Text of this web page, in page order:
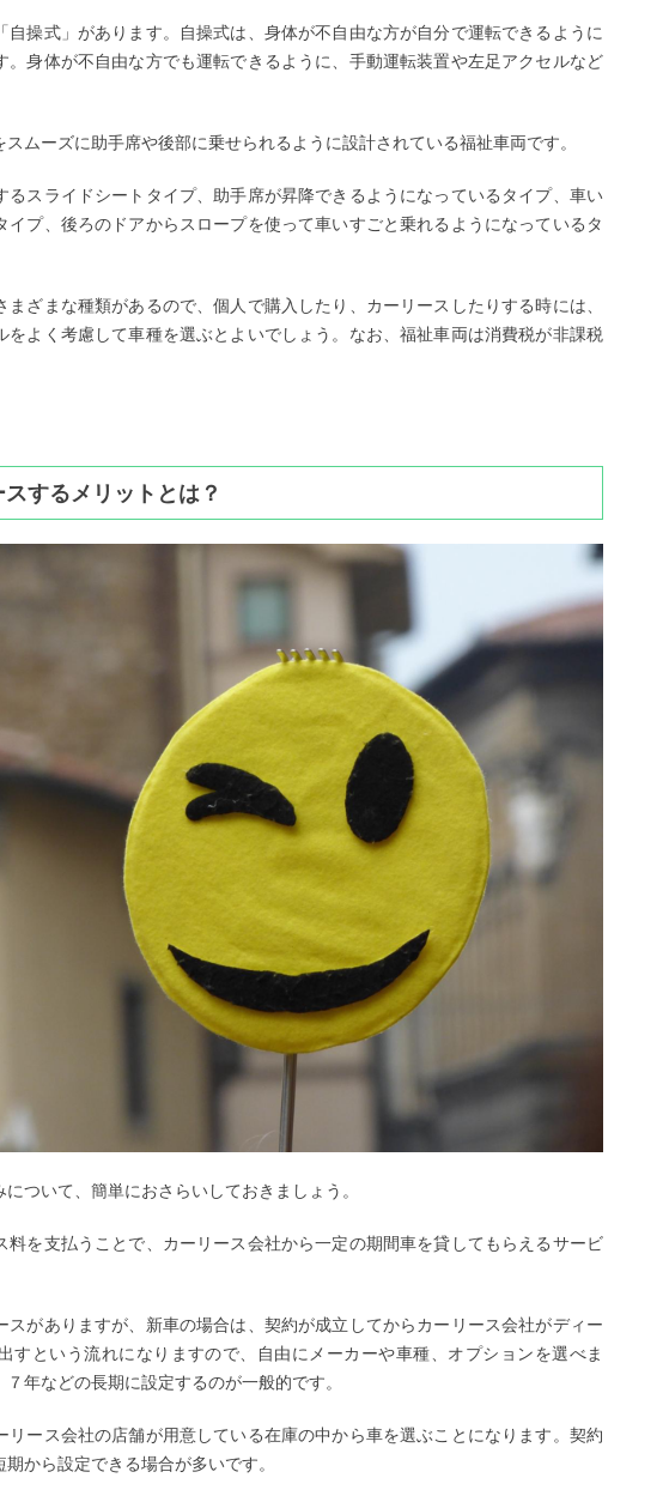
自操式」があります。自操式は、身体が不自由な方が自分で運転できるように
。身体が不自由な方でも運転できるように、手動運転装置や左足アクセルなど
ムーズに助手席や後部に乗せられるように設計されている福祉車両です。
るスライドシートタイプ、助手席が昇降できるようになっているタイプ、車い
イプ、後ろのドアからスロープを使って車いすごと乗れるようになっているタ
まざまな種類があるので、個人で購入したり、カーリースしたりする時には、
をよく考慮して車種を選ぶとよいでしょう。なお、福祉車両は消費税が非課税
するメリットとは？
ついて、簡単におさらいしておきましょう。
料を支払うことで、カーリース会社から一定の期間車を貸してもらえるサービ
スがありますが、新車の場合は、契約が成立してからカーリース会社がディー
すという流れになりますので、自由にメーカーや車種、オプションを選べま
年などの長期に設定するのが一般的です。
リース会社の店舗が用意している在庫の中から車を選ぶことになります。契約
から設定できる場合が多いです。